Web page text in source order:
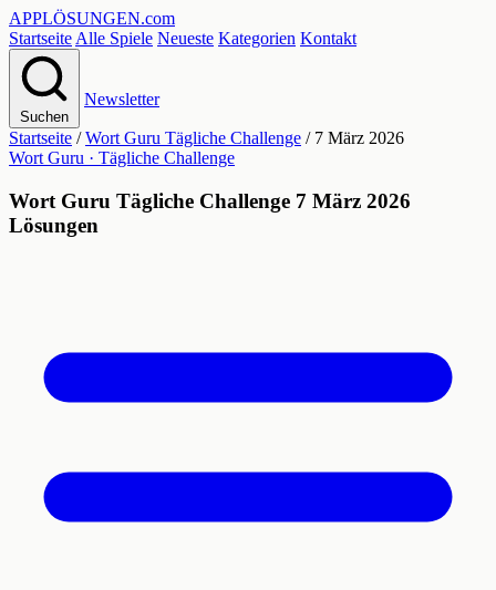
APPLÖSUNGEN.com
Startseite Alle Spiele Neueste Kategorien Kontakt
Suchen
Newsletter
Startseite / Wort Guru Tägliche Challenge / 7 März 2026
Wort Guru · Tägliche Challenge
Wort Guru Tägliche Challenge 7 März 2026
Lösungen